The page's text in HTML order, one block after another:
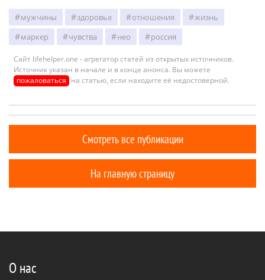
мужчины здоровье отношения
жизнь
маркер
чувства нео россия
Сайт lifehelper.one - агрегатор статей из открытых источников.
Источник указан в начале и в конце анонса. Вы можете
пожаловаться на статью, если находите её недостоверной.
Смотреть все публикации
На главную страницу
О нас